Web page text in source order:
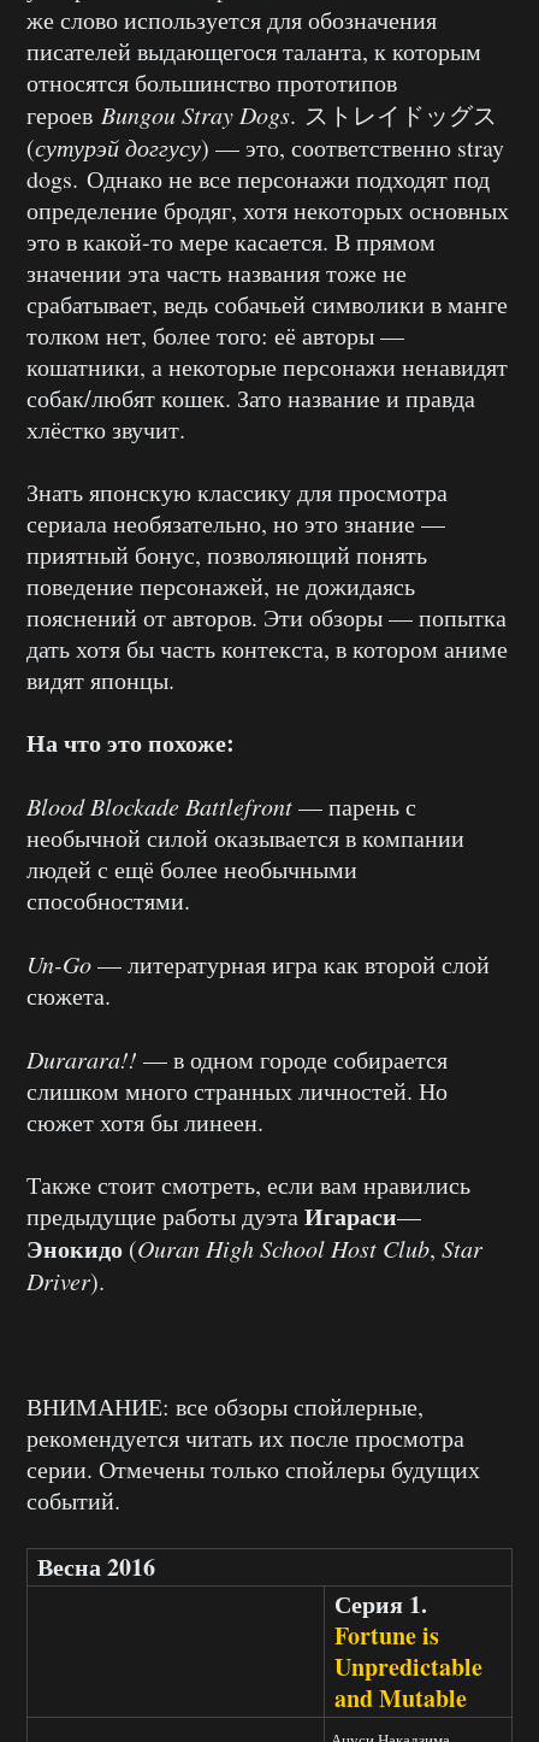
же слово используется для обозначения
писателей выдающегося таланта, к которым
относятся большинство прототипов
героев Bungou Stray Dogs. ストレイドッグス
(сутурэй доггусу) — это, соответственно stray
dogs. Однако не все персонажи подходят под
определение бродяг, хотя некоторых основных
это в какой-то мере касается. В прямом
значении эта часть названия тоже не
срабатывает, ведь собачьей символики в манге
толком нет, более того: её авторы —
кошатники, а некоторые персонажи ненавидят
собак/любят кошек. Зато название и правда
хлёстко звучит.
Знать японскую классику для просмотра
сериала необязательно, но это знание —
приятный бонус, позволяющий понять
поведение персонажей, не дожидаясь
пояснений от авторов. Эти обзоры — попытка
дать хотя бы часть контекста, в котором аниме
видят японцы.
На что это похоже:
Blood Blockade Battlefront— парень с
необычной силой оказывается в компании
людей с ещё более необычными
способностями.
Un-Go— литературная игра как второй слой
сюжета.
Durarara!! — в одном городе собирается
слишком много странных личностей. Но
сюжет хотя бы линеен.
Также стоит смотреть, если вам нравились
предыдущие работы дуэтаИгараси—
Энокидо (Ouran High School Host Club, Star
Driver).
ВНИМАНИЕ: все обзоры спойлерные,
рекомендуется читать их после просмотра
серии. Отмечены только спойлеры будущих
событий.
Весна 2016
Серия 1.
Fortune is
Unpredictable
and Mutable